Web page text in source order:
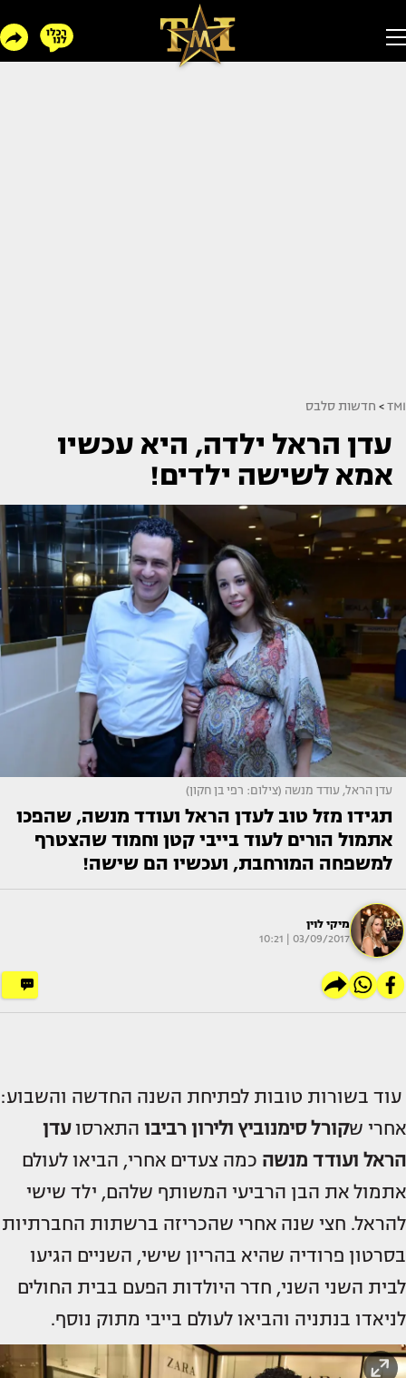
TMI
> חדשות סלבס
עדן הראל ילדה, היא עכשיו
אמא לשישה ילדים!
עדן הראל, עודד מנשה (צילום: רפי בן חקון)
תגידו מזל טוב לעדן הראל ועודד מנשה, שהפכו
אתמול הורים לעוד בייבי קטן וחמוד שהצטרף
למשפחה המורחבת, ועכשיו הם שישה!
מיקי לוין
03/09/2017 | 10:21
עוד בשורות טובות לפתיחת השנה החדשה והשבוע:
אחרי שקורל סימנוביץ ולירון רביבו התארסועדן
הראל ועודד מנשה כמה צעדים אחרי, הביאו לעולם
אתמול את הבן הרביעי המשותף שלהם, ילד שישי
להראל. חצי שנה אחרי שהכריזה ברשתות החברתיות
בסרטון פרודיה שהיא בהריון שישי, השניים הגיעו
לבית השני השני, חדר היולדות הפעם בבית החולים
לניאדו בנתניה והביאו לעולם בייבי מתוק נוסף.